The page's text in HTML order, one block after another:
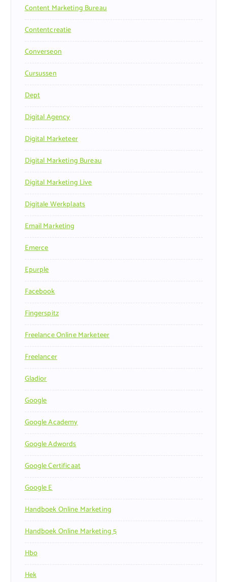
Content Marketing Bureau
Contentcreatie
Converseon
Cursussen
Dept
Digital Agency
Digital Marketeer
Digital Marketing Bureau
Digital Marketing Live
Digitale Werkplaats
Email Marketing
Emerce
Epurple
Facebook
Fingerspitz
Freelance Online Marketeer
Freelancer
Gladior
Google
Google Academy
Google Adwords
Google Certificaat
Google E
Handboek Online Marketing
Handboek Online Marketing 5
Hbo
Hek